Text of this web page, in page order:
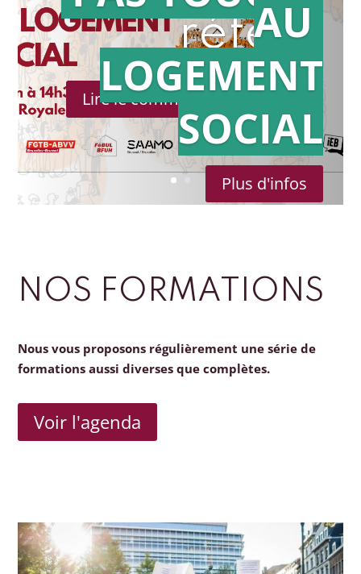
référé
Lire le communiqué de presse
AU
LOGEMENT
SOCIAL
Plus d'infos
NOS FORMATIONS
Nous vous proposons régulièrement une série de
formations aussi diverses que complètes.
Voir l'agenda